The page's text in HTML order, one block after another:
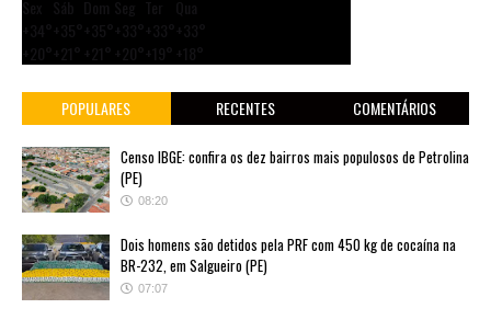
POPULARES RECENTES COMENTÁRIOS
Censo IBGE: confira os dez bairros mais populosos de Petrolina
(PE)
08:20
Dois homens são detidos pela PRF com 450 kg de cocaína na
BR-232, em Salgueiro (PE)
07:07